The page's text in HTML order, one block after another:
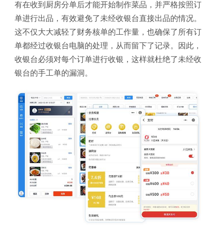
有在收到厨房分单后才能开始制作菜品，并严格按照订
单进行出品，有效避免了未经收银台直接出品的情况。
这不仅大大减轻了财务核单的工作量，也确保了所有订
单都经过收银台电脑的处理，从而留下了记录。因此，
收银台必须对每个订单进行收银，这样就杜绝了未经收
银台的手工单的漏洞。